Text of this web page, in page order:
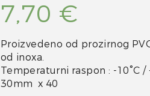
7,70 €
Proizvedeno od prozirnog
od inoxa.
Temperaturni raspon : -10°C
30mm x 40